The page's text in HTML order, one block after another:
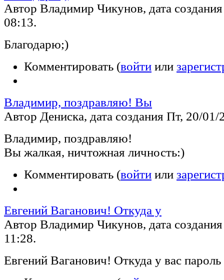
Автор Владимир Чикунов, дата
08:13.
Благодарю;)
Комментировать (войти или
Владимир, поздравляю! Вы
Автор Дениска, дата создания Пт, 20/
Владимир, поздравляю!
Вы жалкая, ничтожная личность:)
Комментировать (войти или
Евгений Ваганович! Откуда у
Автор Владимир Чикунов, дата
11:28.
Евгений Ваганович! Откуда у вас пароль